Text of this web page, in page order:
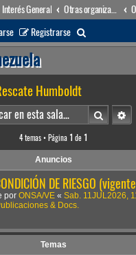
Interés General Otras organizaciones
Registrarse
u
a
r
Humboldt
Buscar
4 temas • Página 1 de 1
Anuncios
DE RIESGO
por ONSA/VE « Sab. 11JUL2026,
& Docs.
Temas